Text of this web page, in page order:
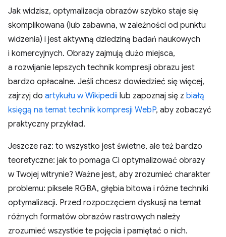
Jak widzisz, optymalizacja obrazów szybko staje się
skomplikowana (lub zabawna, w zależności od punktu
widzenia) i jest aktywną dziedziną badań naukowych
i komercyjnych. Obrazy zajmują dużo miejsca,
a rozwijanie lepszych technik kompresji obrazu jest
bardzo opłacalne. Jeśli chcesz dowiedzieć się więcej,
zajrzyj do artykułu w Wikipedii lub zapoznaj się z białą
księgą na temat technik kompresji WebP, aby zobaczyć
praktyczny przykład.
Jeszcze raz: to wszystko jest świetne, ale też bardzo
teoretyczne: jak to pomaga Ci optymalizować obrazy
w Twojej witrynie? Ważne jest, aby zrozumieć charakter
problemu: piksele RGBA, głębia bitowa i różne techniki
optymalizacji. Przed rozpoczęciem dyskusji na temat
różnych formatów obrazów rastrowych należy
zrozumieć wszystkie te pojęcia i pamiętać o nich.